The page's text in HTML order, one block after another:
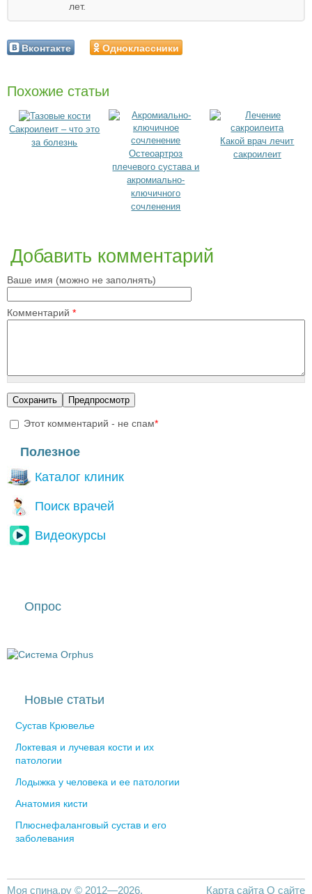
лет.
Вконтакте Одноклассники
Похожие статьи
Сакроилеит – что это
за болезнь
Остеоартроз
плечевого сустава и
акромиально-
ключичного
сочленения
Какой врач лечит
сакроилеит
Добавить комментарий
Ваше имя (можно не заполнять)
Комментарий *
Этот комментарий - не спам*
Полезное
Каталог клиник
Поиск врачей
Видеокурсы
Опрос
Новые статьи
Сустав Крювелье
Локтевая и лучевая кости и их
патологии
Лодыжка у человека и ее патологии
Анатомия кисти
Плюснефаланговый сустав и его
заболевания
Карта сайта О сайте
Моя спина.ру © 2012—2026.